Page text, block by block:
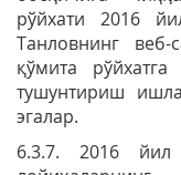
рўйхати 2016
Танловнинг
қўмита
тушунтириш
эгалар.
6.3.7. 2016 йил